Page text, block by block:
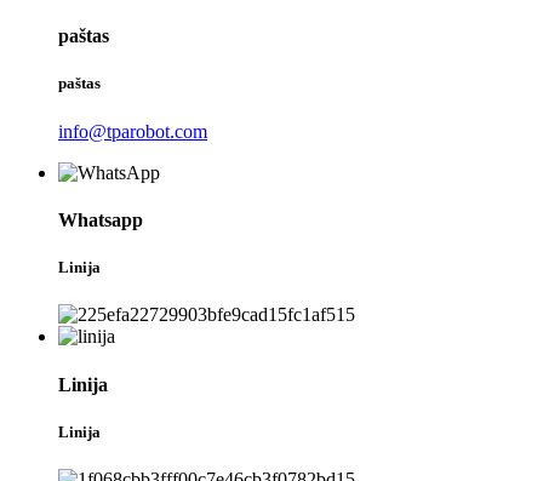
paštas
paštas
info@tparobot.com
Whatsapp
Linija
Linija
Linija